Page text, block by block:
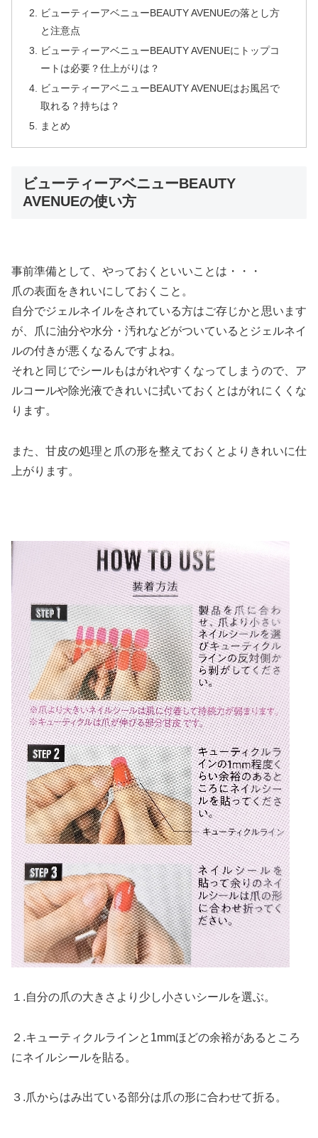
ビューティーアベニューBEAUTY AVENUEの落とし方
と注意点
ビューティーアベニューBEAUTY AVENUEにトップコ
ートは必要？仕上がりは？
ビューティーアベニューBEAUTY AVENUEはお風呂で
取れる？持ちは？
まとめ
ビューティーアベニューBEAUTY
AVENUEの使い方
事前準備として、やっておくといいことは・・・
爪の表面をきれいにしておくこと。
自分でジェルネイルをされている方はご存じかと思います
が、爪に油分や水分・汚れなどがついているとジェルネイ
ルの付きが悪くなるんですよね。
それと同じでシールもはがれやすくなってしまうので、ア
ルコールや除光液できれいに拭いておくとはがれにくくな
ります。
また、甘皮の処理と爪の形を整えておくとよりきれいに仕
上がります。
１.自分の爪の大きさより少し小さいシールを選ぶ。
２.キューティクルラインと1mmほどの余裕があるところ
にネイルシールを貼る。
３.爪からはみ出ている部分は爪の形に合わせて折る。